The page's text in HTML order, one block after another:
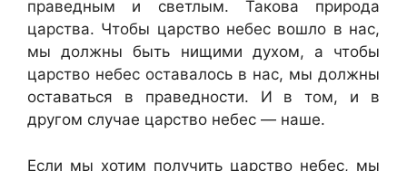
праведным и светлым. Такова природа
царства. Чтобы царство небес вошло в нас,
мы должны быть нищими духом, а чтобы
царство небес оставалось в нас, мы должны
оставаться в праведности. И в том, и в
другом случае царство небес — наше.
Если мы хотим получить царство небес, мы